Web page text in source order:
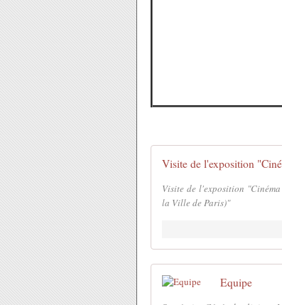
Visite de l'exposition
la Ville de Paris)"
Equipe